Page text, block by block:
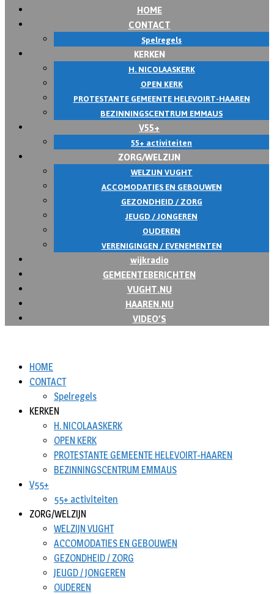
HOME
CONTACT
Spelregels
KERKEN
H. NICOLAASKERK
OPEN KERK
PROTESTANTE GEMEENTE HELEVOIRT-HAAREN
BEZINNINGSCENTRUM EMMAUS
V55+
55+ activiteiten
ZORG/WELZIJN
WELZIJN VUGHT
ACCOMODATIES EN GEBOUWEN
GEZONDHEID / ZORG
JEUGD / JONGEREN
OUDEREN
VERENIGINGEN / EVENEMENTEN
wijkradio
GEMEENTEBERICHTEN
VUGHT.NU
HAAREN.NU
VIDEO’S
HOME
CONTACT
Spelregels
KERKEN
H. NICOLAASKERK
OPEN KERK
PROTESTANTE GEMEENTE HELEVOIRT-HAAREN
BEZINNINGSCENTRUM EMMAUS
V55+
55+ activiteiten
ZORG/WELZIJN
WELZIJN VUGHT
ACCOMODATIES EN GEBOUWEN
GEZONDHEID / ZORG
JEUGD / JONGEREN
OUDEREN